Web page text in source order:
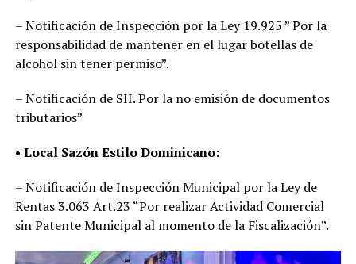
– Notificación de Inspección por la Ley 19.925 ” Por la
responsabilidad de mantener en el lugar botellas de
alcohol sin tener permiso”.
– Notificación de SII. Por la no emisión de documentos
tributarios”
• Local Sazón Estilo Dominicano:
– Notificación de Inspección Municipal por la Ley de
Rentas 3.063 Art.23 “Por realizar Actividad Comercial
sin Patente Municipal al momento de la Fiscalización”.